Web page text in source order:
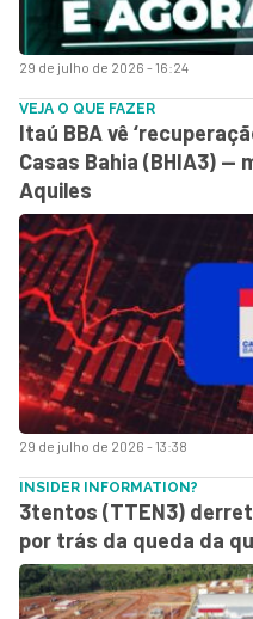
29 de julho de 2026 - 16:24
29 de julho de 2026 - 13:38
VEJA O QUE FAZER
Itaú BBA vê
Casas Bahia (BHIA3) —
Aquiles
INSIDER INFORMATION?
3tentos (TTEN3)
por trás da queda da